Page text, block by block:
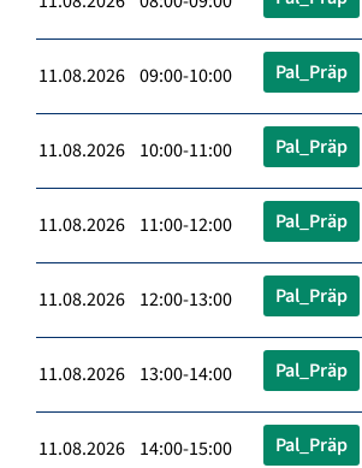
11.08.2026 09:00-10:00 Pal_Präp
11.08.2026 10:00-11:00 Pal_Präp
11.08.2026 11:00-12:00 Pal_Präp
11.08.2026 12:00-13:00 Pal_Präp
11.08.2026 13:00-14:00 Pal_Präp
11.08.2026 14:00-15:00 Pal_Präp